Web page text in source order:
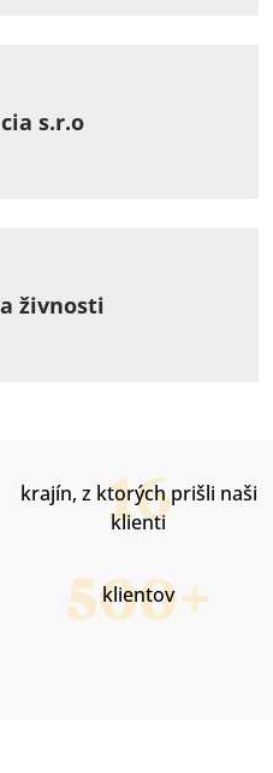
s.r.o
živnosti
krajín, z ktorých prišli naši
klienti
klientov